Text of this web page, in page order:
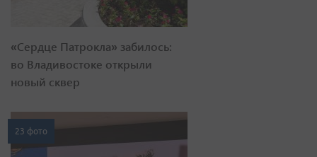
«Сердце Патрокла» забилось:
во Владивостоке открыли
новый сквер
23 фото